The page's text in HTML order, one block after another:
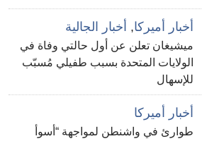
أخبار أميركا, أخبار الجالية
ميشيغان تعلن عن أول حالتي وفاة في
الولايات المتحدة بسبب طفيلي مُسبّب
للإسهال
أخبار أميركا
طوارئ في واشنطن لمواجهة “أسوأ